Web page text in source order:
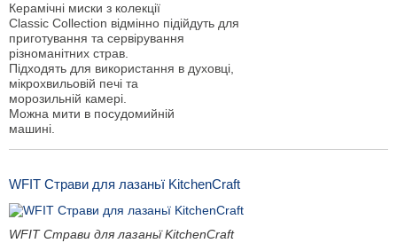
Керамічні миски з колекції
Classic Collection відмінно підійдуть для
приготування та сервірування
різноманітних страв.
Підходять для використання в духовці,
мікрохвильовій печі та
морозильній камері.
Можна мити в посудомийній
машині.
WFIT Страви для лазаньї KitchenCraft
WFIT Страви для лазаньї KitchenCraft